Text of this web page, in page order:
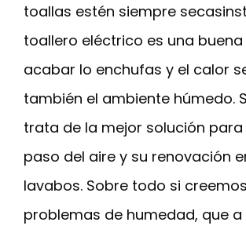
toallas estén siempre
toallero eléctrico es una buena
acabar lo enchufas y el calor
también el ambiente húmedo.
trata de la mejor solución
paso del aire y su renovación
lavabos. Sobre todo si
problemas de humedad, que